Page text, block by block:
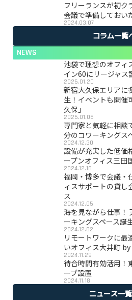
フリーランスが初ク
会議で準備しておい
2024.03.07
コラム一覧
NEWS
池袋で理想のオフィ
イン60にリージャス
2025.01.20
新宿大久保エリアに
生！イベントも開催
久保」
2025.01.06
専門家と気軽に相談
分のコワーキングス
2024.12.30
設備が充実した低価
ープンオフィス三田
2024.12.16
福岡・博多で会議・
ィスサポートの貸し
ス
2024.12.05
海を見ながら仕事！
ーキングスペース誕
2024.12.02
リモートワークに最
いオフィス大井町 by
2024.11.29
待合時間有効活用！
ーブ設置
2024.11.18
ニュース一